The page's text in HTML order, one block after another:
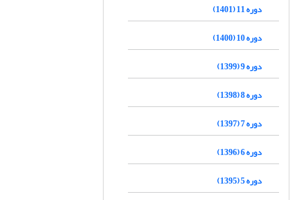
دوره 11 (1401)
دوره 10 (1400)
دوره 9 (1399)
دوره 8 (1398)
دوره 7 (1397)
دوره 6 (1396)
دوره 5 (1395)